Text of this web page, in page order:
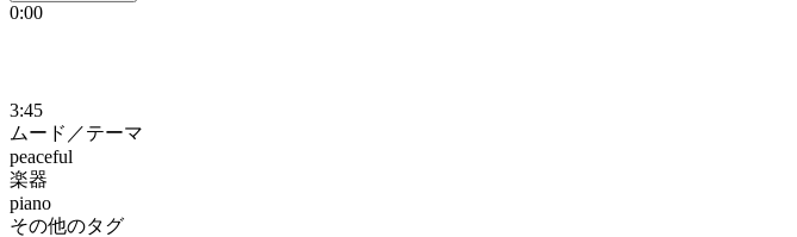
0:00
3:45
ムード／テーマ
peaceful
楽器
piano
その他のタグ